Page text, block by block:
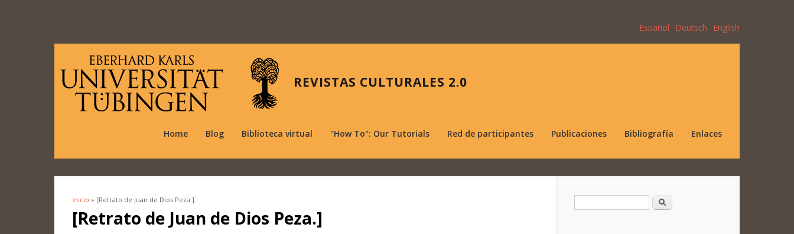
Español Deutsch English
REVISTAS CULTURALES 2.0
Home Blog Biblioteca virtual "How To": Our Tutorials Red de participantes Publicaciones Bibliografía Enlaces
Se encuentra usted aquí
Inicio » [Retrato de Juan de Dios Peza.]
[Retrato de Juan de Dios Peza.]
Formulario de búsqueda
Buscar